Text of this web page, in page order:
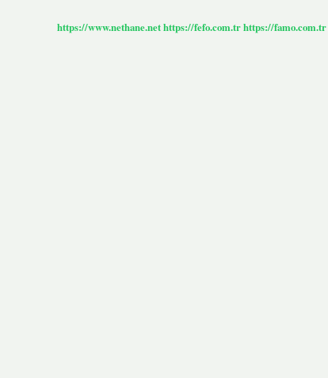
https://www.nethane.nethttps://fefo.com.trhttps://famo.com.tr